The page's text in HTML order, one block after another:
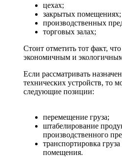
цехах;
закрытых помещениях;
производственных
торговых залах;
Стоит отметить тот факт,
экономичным и
Если рассматривать
технических устройств, то
следующие позиции:
перемещение груза;
штабелирование
производственного
транспортировка
помещения.